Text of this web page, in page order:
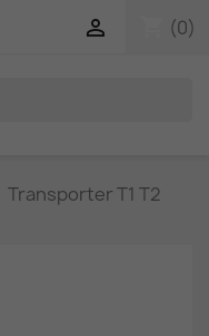
(0)

Transporter T1 T2